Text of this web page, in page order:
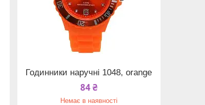
Годинники наручні 1048, orange
84 ₴
Немає в наявності